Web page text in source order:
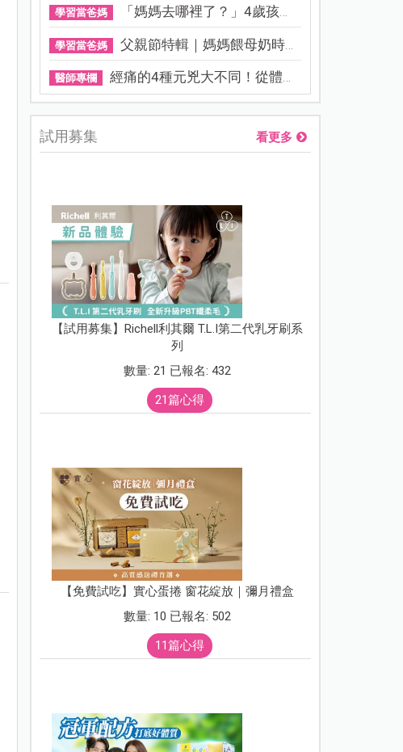
學習當爸媽 「媽媽去哪裡了？」4歲孩子還...
學習當爸媽 父親節特輯｜媽媽餵母奶時，...
醫師專欄 經痛的4種元兇大不同！從體質...
試用募集 看更多
【試用募集】Richell利其爾 T.L.I第二代乳牙刷系
列
數量: 21 已報名: 432
21篇心得
【免費試吃】實心蛋捲 窗花綻放｜彌月禮盒
數量: 10 已報名: 502
11篇心得